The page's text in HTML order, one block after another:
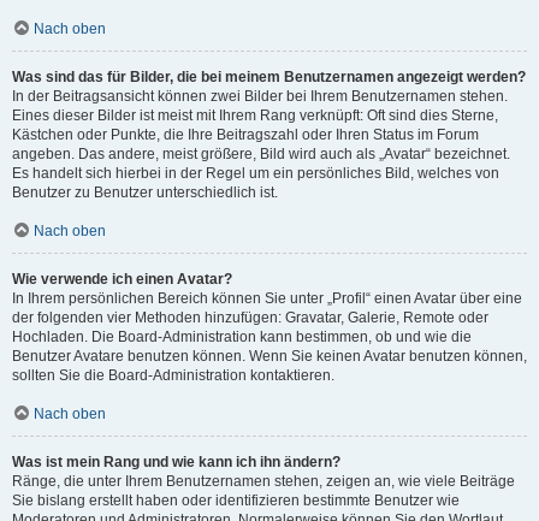
Nach oben
Was sind das für Bilder, die bei meinem Benutzernamen angezeigt werden?
In der Beitragsansicht können zwei Bilder bei Ihrem Benutzernamen stehen.
Eines dieser Bilder ist meist mit Ihrem Rang verknüpft: Oft sind dies Sterne,
Kästchen oder Punkte, die Ihre Beitragszahl oder Ihren Status im Forum
angeben. Das andere, meist größere, Bild wird auch als „Avatar“ bezeichnet.
Es handelt sich hierbei in der Regel um ein persönliches Bild, welches von
Benutzer zu Benutzer unterschiedlich ist.
Nach oben
Wie verwende ich einen Avatar?
In Ihrem persönlichen Bereich können Sie unter „Profil“ einen Avatar über eine
der folgenden vier Methoden hinzufügen: Gravatar, Galerie, Remote oder
Hochladen. Die Board-Administration kann bestimmen, ob und wie die
Benutzer Avatare benutzen können. Wenn Sie keinen Avatar benutzen können,
sollten Sie die Board-Administration kontaktieren.
Nach oben
Was ist mein Rang und wie kann ich ihn ändern?
Ränge, die unter Ihrem Benutzernamen stehen, zeigen an, wie viele Beiträge
Sie bislang erstellt haben oder identifizieren bestimmte Benutzer wie